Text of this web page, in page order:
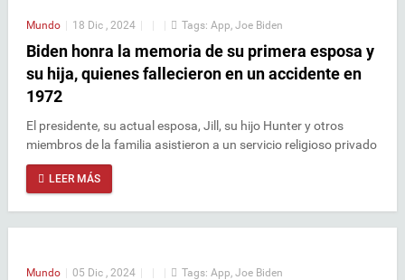
Mundo | 18 Dic , 2024 | | | Tags: App Joe Biden
Biden honra la memoria de su primera esposa y
su hija, quienes fallecieron en un accidente en
1972
El presidente, su actual esposa, Jill, su hijo Hunter y otros
miembros de la familia asistieron a un servicio religioso privado
LEER MÁS
Mundo | 05 Dic , 2024 | | | Tags: App Joe Biden